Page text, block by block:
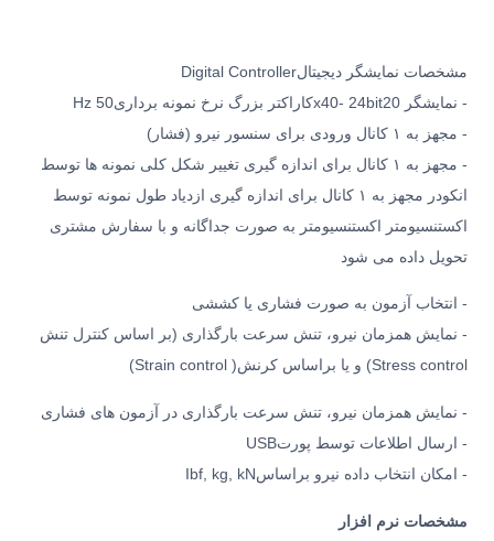
مشخصات نمایشگر دیجیتالDigital Controller
- نمایشگر 20
x40- 24bitکاراکتر بزرگ نرخ نمونه برداریHz 50
- مجهز به ۱ کانال ورودی برای سنسور نیرو (فشار)
- مجهز به ۱ کانال برای اندازه گیری تغییر شکل کلی نمونه ها توسط
انکودر مجهز به ۱ کانال برای اندازه گیری ازدیاد طول نمونه توسط
اکستنسیومتر اکستنسیومتر به صورت جداگانه و با سفارش مشتری
تحویل داده می شود
- انتخاب آزمون به صورت فشاری یا کششی
- نمایش همزمان نیرو، تنش سرعت بارگذاری (بر اساس کنترل تنش
(Stress control و یا براساس کرنش(Strain control )
- نمایش همزمان نیرو، تنش سرعت بارگذاری در آزمون های فشاری
- ارسال اطلاعات توسط پورتUSB
- امکان انتخاب داده نیرو براساسIbf, kg, kN
مشخصات نرم افزار